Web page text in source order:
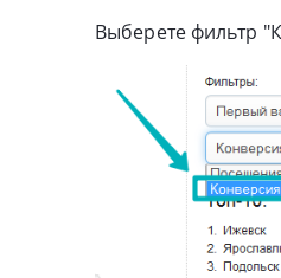
Выберете фильтр